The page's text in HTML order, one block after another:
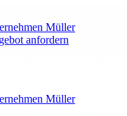
Müller
anfordern
Müller